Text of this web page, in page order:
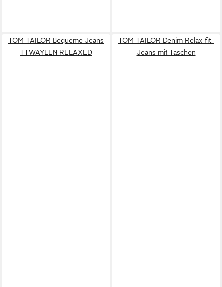
TOM TAILOR Bequeme Jeans
TTWAYLEN RELAXED
TOM TAILOR Denim Relax-fit-
Jeans mit Taschen